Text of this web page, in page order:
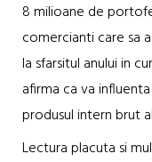
8 milioane de
comercianti care sa
la sfarsitul anului in
afirma ca va
produsul intern brut
Lectura placuta si